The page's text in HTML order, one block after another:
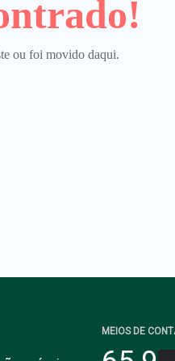
ou foi movido daqui.
MEIOS DE